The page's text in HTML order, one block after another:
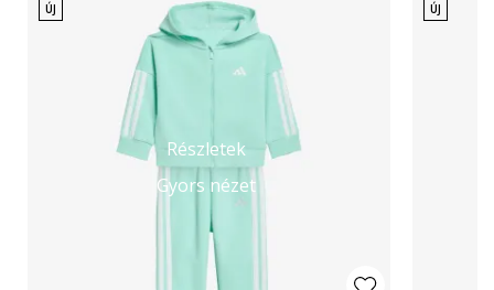
Részletek
Gyors nézet
ÚJ ÚJ